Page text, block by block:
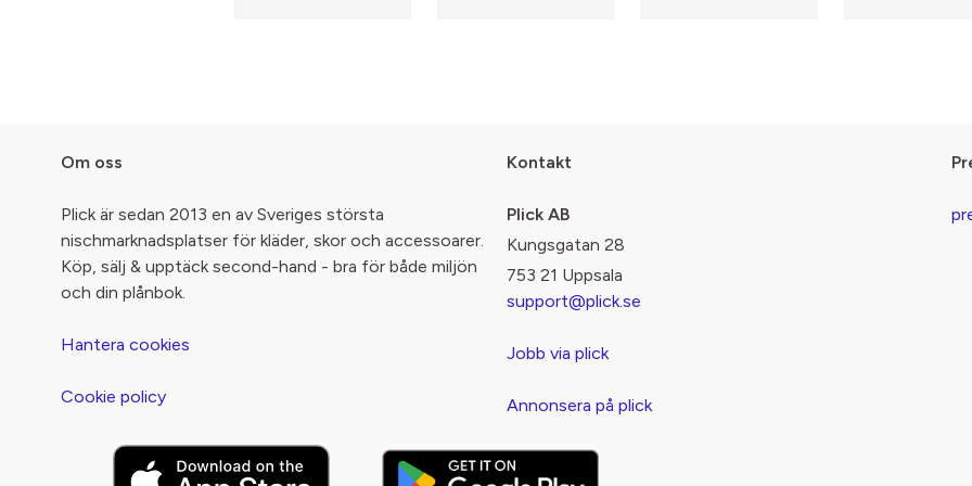
Om oss
Plick är sedan 2013 en av Sveriges största
nischmarknadsplatser för kläder, skor och accessoarer.
Köp, sälj & upptäck second-hand - bra för både miljön
och din plånbok.
Hantera cookies
Cookie policy
Kontakt
Plick AB
Kungsgatan 28
753 21 Uppsala
support@plick.se
Jobb via plick
Annonsera på plick